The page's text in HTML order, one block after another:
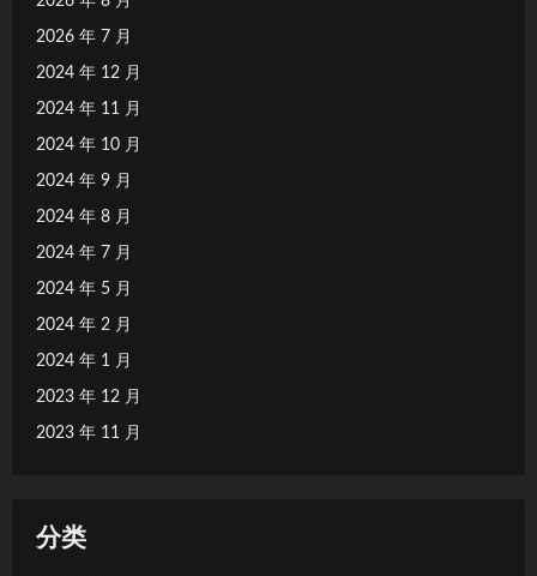
2026 年 7 月
2024 年 12 月
2024 年 11 月
2024 年 10 月
2024 年 9 月
2024 年 8 月
2024 年 7 月
2024 年 5 月
2024 年 2 月
2024 年 1 月
2023 年 12 月
2023 年 11 月
分类